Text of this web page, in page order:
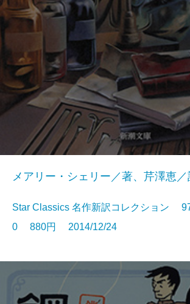
メアリー・シェリー／著、芹澤恵／
Star Classics 名作新訳コレクション
0 880円 2014/12/24